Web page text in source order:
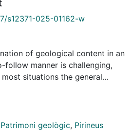
s12371-025-01162-w
of geological content in an
follow manner is challenging,
situations the general
background. This is
a comprehensive
designed to transform
Patrimoni geològic, Pirineus